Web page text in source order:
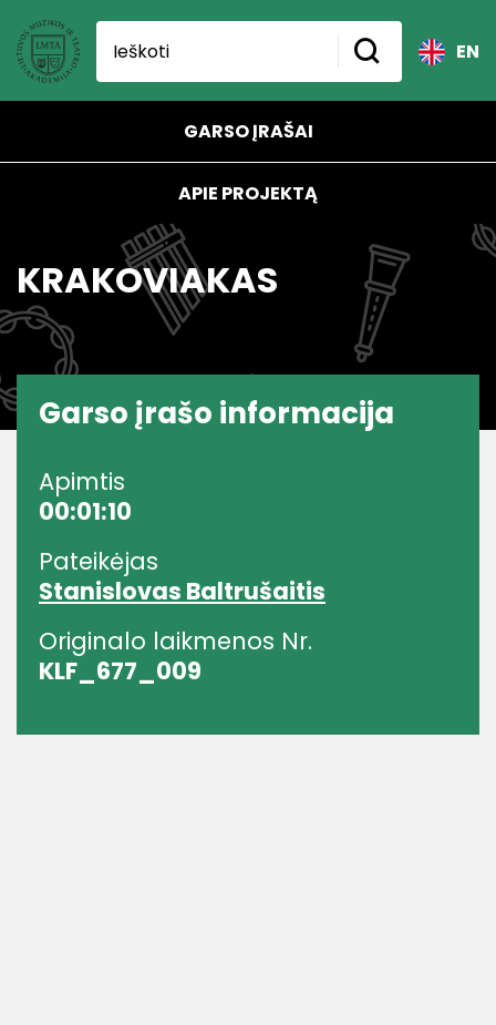
EN
GARSO ĮRAŠAI
APIE PROJEKTĄ
KRAKOVIAKAS
Garso įrašo informacija
Apimtis
00:01:10
Pateikėjas
Stanislovas Baltrušaitis
Originalo laikmenos Nr.
KLF_677_009